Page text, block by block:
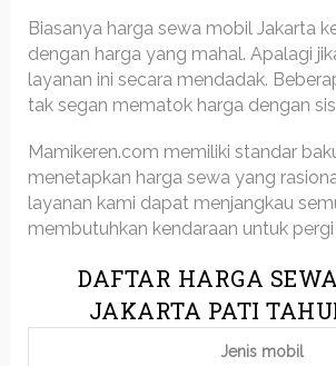
Biasanya harga sewa mobil Jakarta
dengan harga yang mahal. Apalagi
layanan ini secara mendadak.
tak segan mematok harga dengan
Mamikeren.com memiliki standar
menetapkan harga sewa yang
layanan kami dapat menjangkau
membutuhkan kendaraan untuk pergi
DAFTAR HARGA
JAKARTA PATI
Jenis mobil